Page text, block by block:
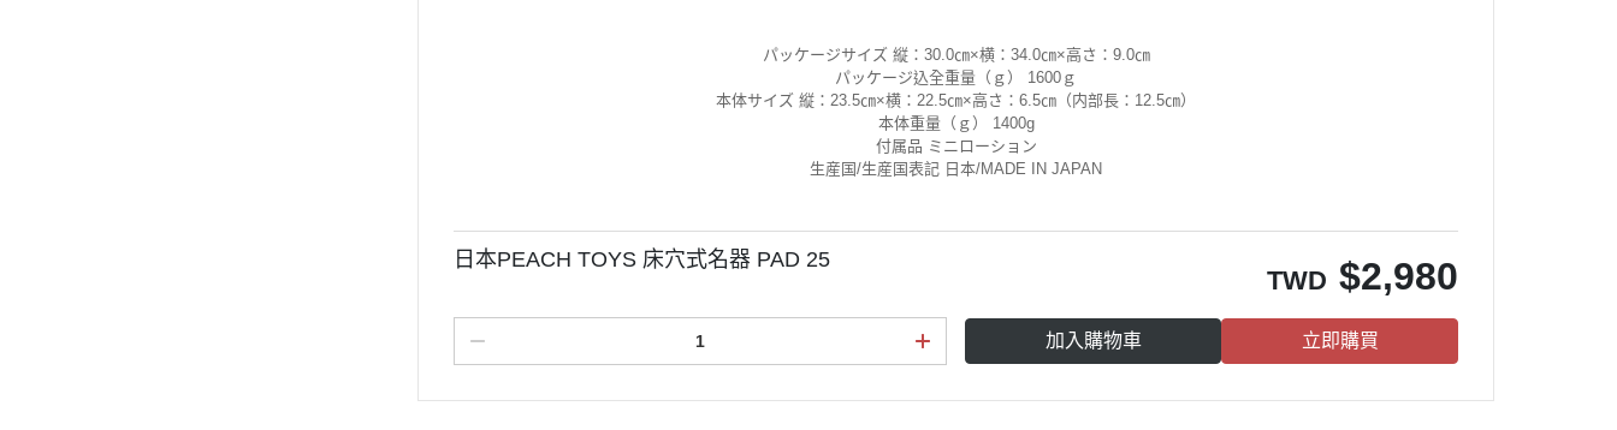
パッケージサイズ 縦：30.0㎝×横：34.0㎝×高さ：9.0㎝
パッケージ込全重量（ｇ） 1600ｇ
本体サイズ 縦：23.5㎝×横：22.5㎝×高さ：6.5㎝（内部長：12.5㎝）
本体重量（ｇ） 1400g
付属品 ミニローション
生産国/生産国表記 日本/MADE IN JAPAN
日本PEACH TOYS 床穴式名器 PAD 25
TWD $2,980
加入購物車 立即購買